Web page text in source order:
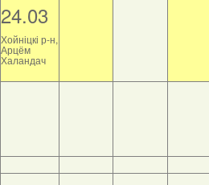
24.03
Хойніцкі р-н,
Арцём
Халандач